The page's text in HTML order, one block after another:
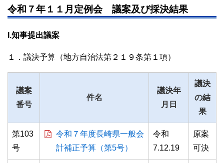
議員研修会
長崎県立大学との連携事業
主権者教育
令和７年１１月定例会 議案及び採決結果
I.知事提出議案
１．議決予算（地方自治法第２１９条第１項）
議案
番号
件名
議決年
月日
議決
の結
果
第103
号
令和７年度長崎県一般会
計補正予算（第5号）
令和
7.12.19
原案
可決